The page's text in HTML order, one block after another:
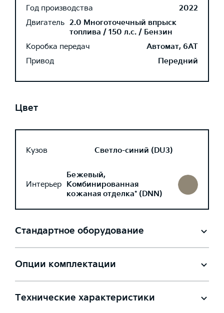
Год производства
2022
Двигатель 2.0 Многоточечный впрыск
топлива / 150 л.с. / Бензин
Коробка передач
Автомат, 6AT
Привод
Передний
Цвет
Кузов Светло-синий (DU3)
Интерьер
Бежевый,
Комбинированная
кожаная отделка* (DNN)
Стандартное оборудование
Опции комплектации
Технические характеристики